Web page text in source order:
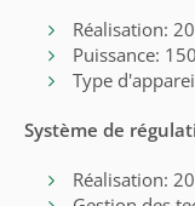
Réalisation:
Puissance:
Type
Système de
Réalisation: